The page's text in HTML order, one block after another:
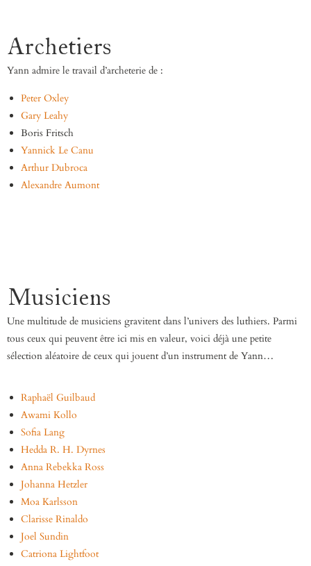
Archetiers
Yann admire le travail d’archeterie de :
Peter Oxley
Gary Leahy
Boris Fritsch
Yannick Le Canu
Arthur Dubroca
Alexandre Aumont
Musiciens
Une multitude de musiciens gravitent dans l’univers des luthiers. Parmi
tous ceux qui peuvent être ici mis en valeur, voici déjà une petite
sélection aléatoire de ceux qui jouent d’un instrument de Yann…
Raphaël Guilbaud
Awami Kollo
Sofia Lang
Hedda R. H. Dyrnes
Anna Rebekka Ross
Johanna Hetzler
Moa Karlsson
Clarisse Rinaldo
Joel Sundin
Catriona Lightfoot